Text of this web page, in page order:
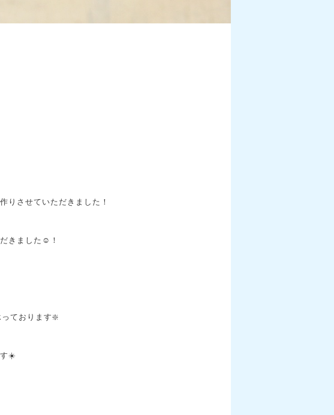
りさせていただきました！
きました☺️！
っております❇️
す☀️